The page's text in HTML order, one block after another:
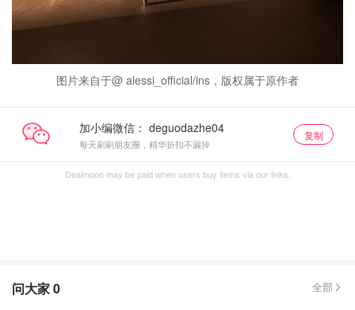
图片来自于@ alessi_official/ins，版权属于原作者
加小编微信：
每天刷刷朋友圈，精华折扣不漏掉
复制
Dealmoon may be paid when users buy items via our links.
问大家0 全部